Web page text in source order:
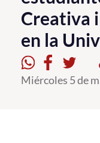
PUCV Internacional
Vinculación con el
Admisión
Creativa
en la
Miércoles 5 de